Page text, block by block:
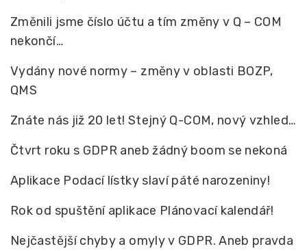
Změnili jsme číslo účtu a tím změny v Q – COM
nekončí…
Vydány nové normy – změny v oblasti BOZP,
QMS
Znáte nás již 20 let! Stejný Q-COM, nový vzhled…
Čtvrt roku s GDPR aneb žádný boom se nekoná
Aplikace Podací lístky slaví páté narozeniny!
Rok od spuštění aplikace Plánovací kalendář!
Nejčastější chyby a omyly v GDPR. Aneb pravda